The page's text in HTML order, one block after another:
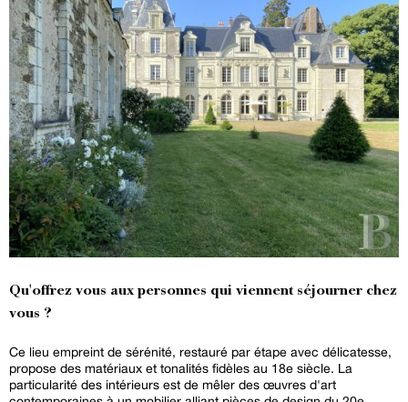
Qu'offrez vous aux personnes qui viennent séjourner chez
vous ?
Ce lieu empreint de sérénité, restauré par étape avec délicatesse,
propose des matériaux et tonalités fidèles au 18e siècle. La
particularité des intérieurs est de mêler des œuvres d'art